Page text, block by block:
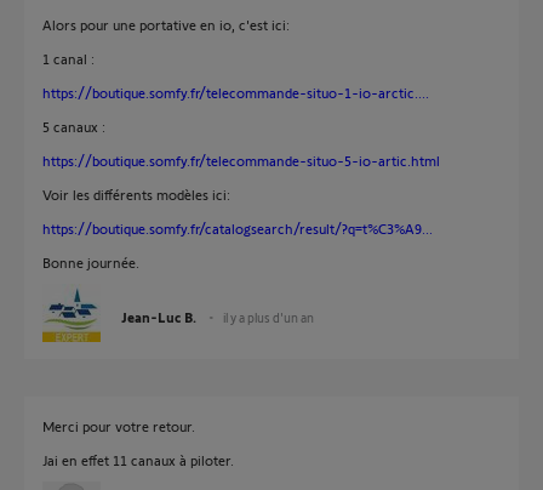
Alors pour une portative en io, c'est ici:
1 canal :
https://boutique.somfy.fr/telecommande-situo-1-io-arctic....
5 canaux :
https://boutique.somfy.fr/telecommande-situo-5-io-artic.html
Voir les différents modèles ici:
https://boutique.somfy.fr/catalogsearch/result/?q=t%C3%A9...
Bonne journée.
Jean-Luc B. il y a plus d'un an
Merci pour votre retour.
Jai en effet 11 canaux à piloter.